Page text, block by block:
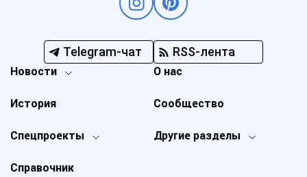
Telegram-чат RSS-лента
Новости
Спецпроекты Другие разделы
История
О нас
Справочник
Сообщество